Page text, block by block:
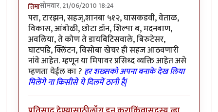
तिमासोमवार, 21/06/2010 18:24
परा, टारझन, सहज्,शानबा ५१२, घासकडवी, वेताळ,
विकास, आंबोळी, छोटा डॉन, शिल्पा ब, मदनबाण,
अवलिया, ते कोण ते डायबिटिसवाले, बिरुटेसर,
घाटपांडे, क्लिंटन, विसोबा खेचर ही सहज आठवणारी
नांवे आहेत. म्हणून या मिपावर प्रसिध्द व्यक्ति आहेत असे
म्हणता येईल का ? हर शख्सको अपना बनाके देख लिया
मिलेंगे ना किसीसे ये दिलमें ठानी है|